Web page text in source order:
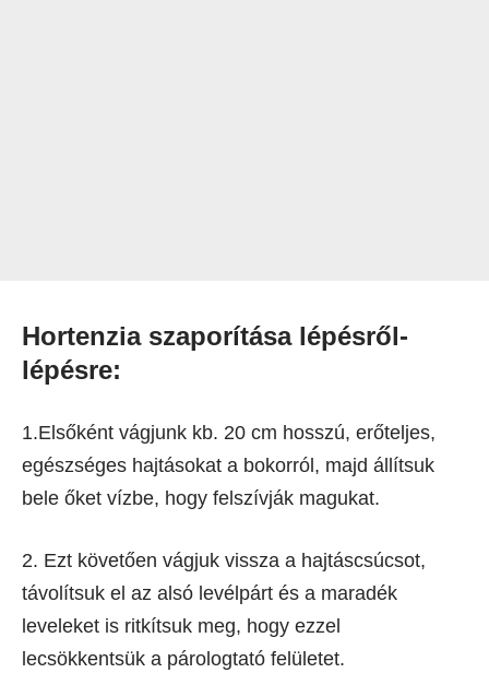
Hortenzia szaporítása lépésről-
lépésre:
1.Elsőként vágjunk kb. 20 cm hosszú, erőteljes,
egészséges hajtásokat a bokorról, majd állítsuk
bele őket vízbe, hogy felszívják magukat.
2. Ezt követően vágjuk vissza a hajtáscsúcsot,
távolítsuk el az alsó levélpárt és a maradék
leveleket is ritkítsuk meg, hogy ezzel
lecsökkentsük a párologtató felületet.